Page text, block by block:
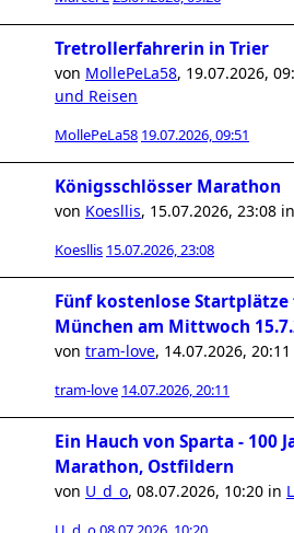
Tretrollerfahrerin in Trier
von MollePeLa58, 19.07.2026,
und Reisen
MollePeLa58 19.07.2026, 09:51
Königsschlösser Marathon
von Koesllis, 15.07.2026, 23:08 in
Koesllis 15.07.2026, 23:08
Fünf kostenlose Startplätze
München am Mittwoch
von tram-love, 14.07.2026, 20:11
tram-love 14.07.2026, 20:11
Ein Hauch von Sparta - 100
Marathon, Ostfildern
von U_d_o, 08.07.2026, 10:20 in